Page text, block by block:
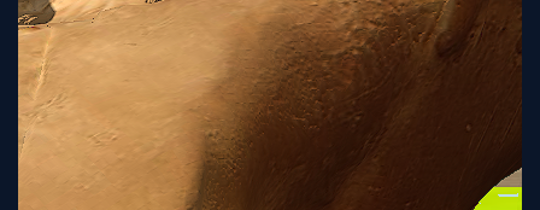
Metaverse
Technology
Cooperation
Marketing